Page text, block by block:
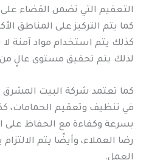
التعقيم التي تضمن القضاء
كما يتم التركيز على المناطق
كذلك يتم استخدام مواد آمنة
لذلك يتم تحقيق مستوى عالٍ من
كما تعتمد شركة البيت
في تنظيف وتعقيم الحمامات،
بسرعة وكفاءة مع الحفاظ على
رضا العملاء، وأيضًا يتم
العمل.